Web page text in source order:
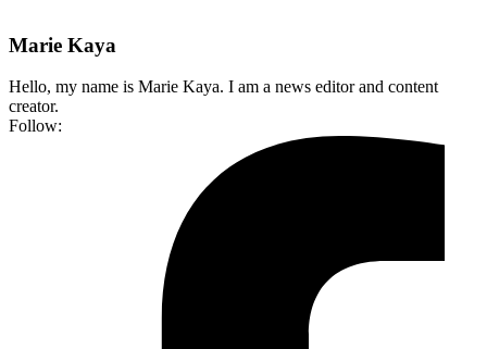
Marie Kaya
Hello, my name is Marie Kaya. I am a news editor and content
creator.
Follow: